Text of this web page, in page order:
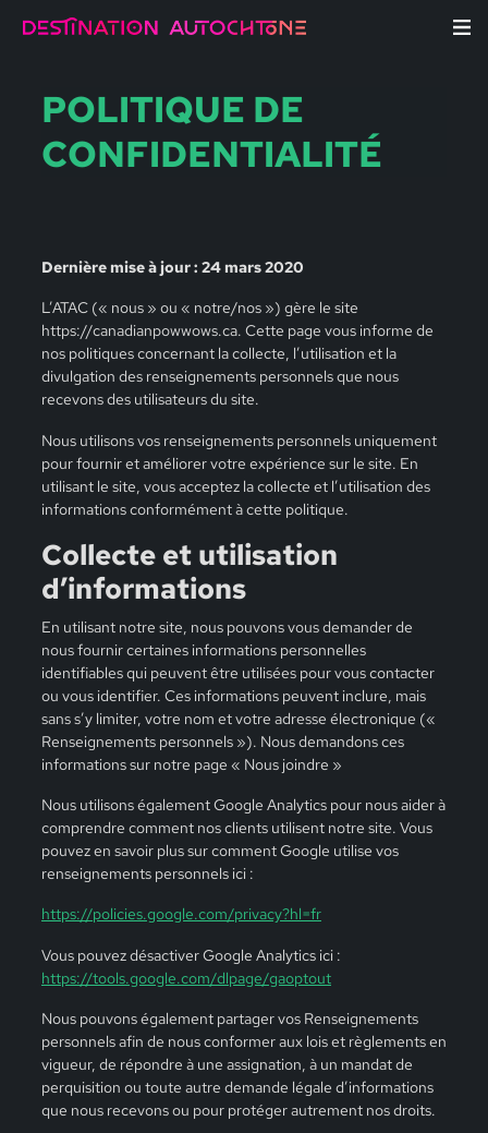
POLITIQUE DE
CONFIDENTIALITÉ
Dernière mise à jour : 24 mars 2020
L’ATAC (« nous » ou « notre/nos ») gère le site
https://canadianpowwows.ca. Cette page vous informe de
nos politiques concernant la collecte, l’utilisation et la
divulgation des renseignements personnels que nous
recevons des utilisateurs du site.
Nous utilisons vos renseignements personnels uniquement
pour fournir et améliorer votre expérience sur le site. En
utilisant le site, vous acceptez la collecte et l’utilisation des
informations conformément à cette politique.
Collecte et utilisation
d’informations
En utilisant notre site, nous pouvons vous demander de
nous fournir certaines informations personnelles
identifiables qui peuvent être utilisées pour vous contacter
ou vous identifier. Ces informations peuvent inclure, mais
sans s’y limiter, votre nom et votre adresse électronique («
Renseignements personnels »). Nous demandons ces
informations sur notre page « Nous joindre »
Nous utilisons également Google Analytics pour nous aider à
comprendre comment nos clients utilisent notre site. Vous
pouvez en savoir plus sur comment Google utilise vos
renseignements personnels ici :
https://policies.google.com/privacy?hl=fr
Vous pouvez désactiver Google Analytics ici :
https://tools.google.com/dlpage/gaoptout
Nous pouvons également partager vos Renseignements
personnels afin de nous conformer aux lois et règlements en
vigueur, de répondre à une assignation, à un mandat de
perquisition ou toute autre demande légale d’informations
que nous recevons ou pour protéger autrement nos droits.